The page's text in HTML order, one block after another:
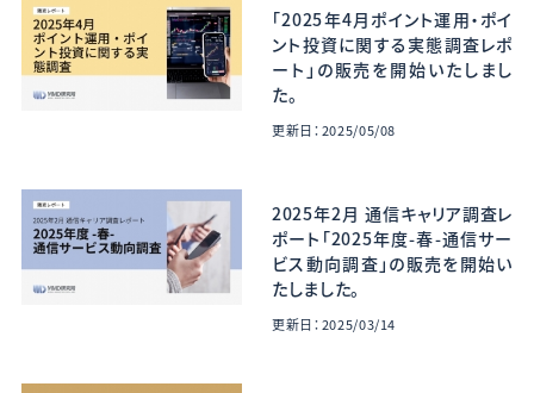
「2025年4月ポイント運用・ポイ
ント投資に関する実態調査レポ
ート」の販売を開始いたしまし
た。
更新日：2025/05/08
2025年2月 通信キャリア調査レ
ポート「2025年度-春-通信サー
ビス動向調査」の販売を開始い
たしました。
更新日：2025/03/14